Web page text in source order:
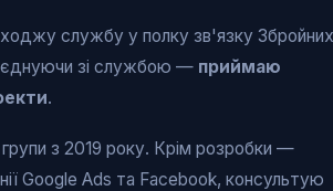
службу у полку зв'язку Збройних
зі службою — приймаю
.
з 2019 року. Крім розробки —
Google Ads та Facebook, консультую